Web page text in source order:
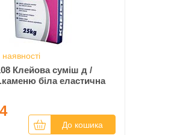
наявності
Клейова суміш д /
біла еластична
До кошика